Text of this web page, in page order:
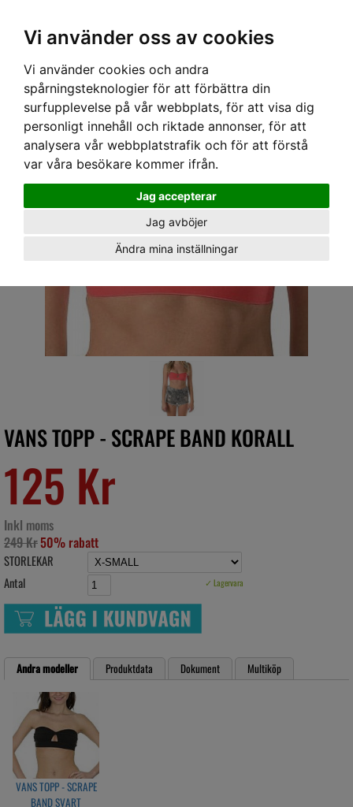
Vi använder oss av cookies
Vi använder cookies och andra
spårningsteknologier för att förbättra din
surfupplevelse på vår webbplats, för att visa dig
personligt innehåll och riktade annonser, för att
analysera vår webbplatstrafik och för att förstå
var våra besökare kommer ifrån.
Jag accepterar
Jag avböjer
Ändra mina inställningar
Hem› ALLA REAVAROR› VANS TOPP - SCRAPE BAND KORALL
VANS TOPP - SCRAPE BAND KORALL
125 Kr
Inkl moms
249 Kr50% rabatt
STORLEKAR
Antal
✓ Lagervara
Andra modeller Produktdata Dokument Multiköp
VANS TOPP - SCRAPE
BAND SVART